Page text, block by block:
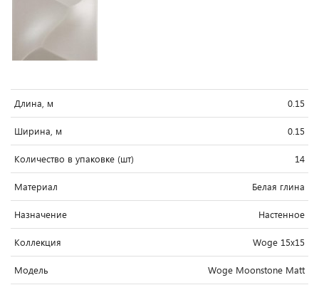
Длина, м 0.15
Ширина, м 0.15
Количество в упаковке (шт) 14
Материал Белая глина
Назначение Настенное
Коллекция Woge 15x15
Модель Woge Moonstone Matt